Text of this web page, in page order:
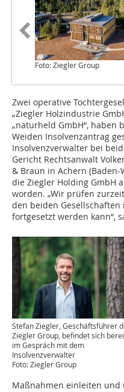
Foto: Ziegler Group
Zwei operative
„Ziegler Holzindustrie
„naturheld GmbH“, haben
Weiden Insolvenzantrag
Insolvenzverwalter bei
Gericht Rechtsanwalt
& Braun in Achern
die Ziegler Holding GmbH
worden. „Wir prüfen
den beiden
fortgesetzt werden kann“,
Stefan Ziegler, Geschäftsführer
Ziegler Group, befindet sich
im Gespräch mit dem
Insolvenzverwalter
Foto: Ziegler Group
Maßnahmen einleiten und